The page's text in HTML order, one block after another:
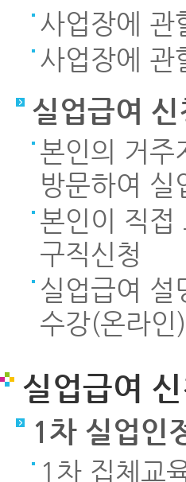
사업장에 관
사업장에 관
실업급여 신
본인의 거주
방문하여 실
본인이 직
구직신청
실업급여 설
수강(온라인
실업급여
1차 실업인
1차 집체교